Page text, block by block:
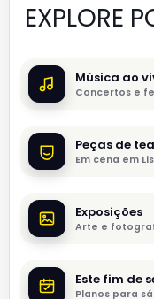
EXPLORE
Música ao
Concertos e
Peças de
Em cena em
Exposições
Arte e
Este fim de
Planos para